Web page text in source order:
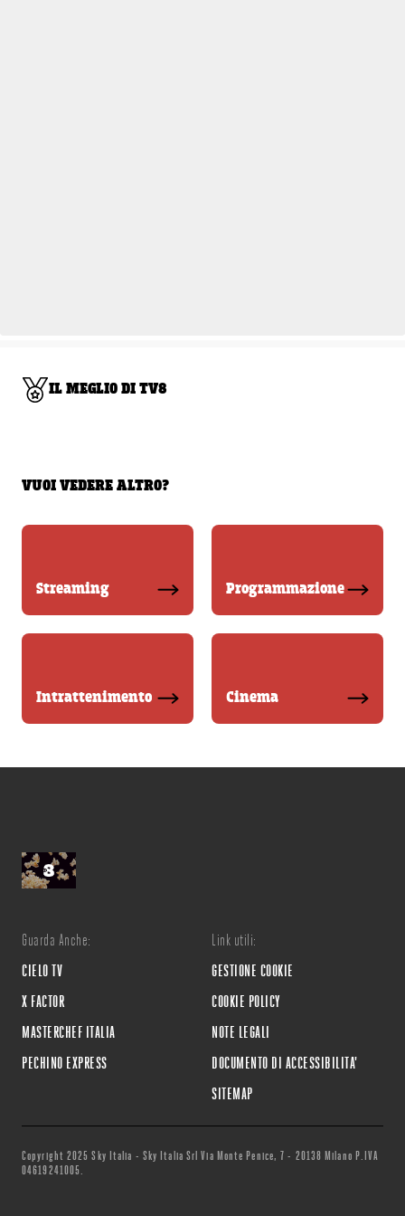
IL MEGLIO DI TV8
VUOI VEDERE ALTRO?
Streaming Programmazione
Intrattenimento Cinema
Guarda Anche:
CIELO TV
X FACTOR
MASTERCHEF ITALIA
PECHINO EXPRESS
Link utili:
GESTIONE COOKIE
COOKIE POLICY
NOTE LEGALI
DOCUMENTO DI ACCESSIBILITA'
SITEMAP
Copyright 2025 Sky Italia - Sky Italia Srl Via Monte Penice, 7 - 20138 Milano P.IVA
04619241005.